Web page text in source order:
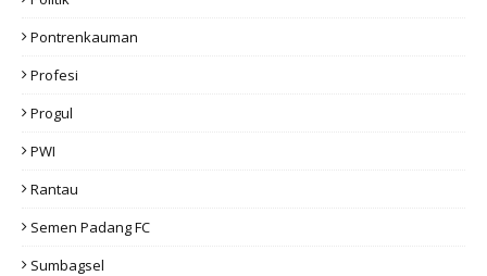
Pontrenkauman
Profesi
Progul
PWI
Rantau
Semen Padang FC
Sumbagsel